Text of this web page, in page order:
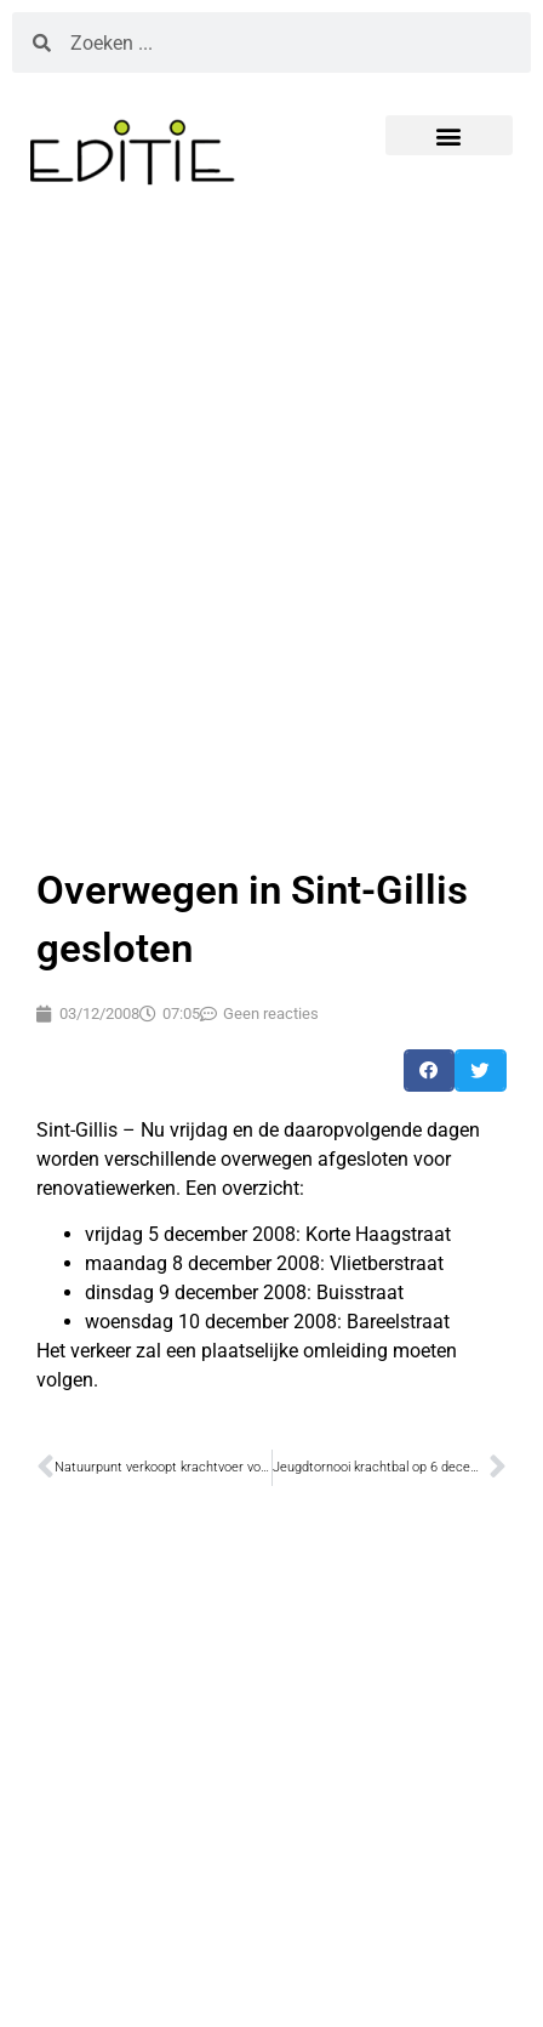
Overwegen in Sint-Gillis
gesloten
03/12/2008 07:05 Geen reacties
Sint-Gillis – Nu vrijdag en de daaropvolgende dagen
worden verschillende overwegen afgesloten voor
renovatiewerken. Een overzicht:
vrijdag 5 december 2008: Korte Haagstraat
maandag 8 december 2008: Vlietberstraat
dinsdag 9 december 2008: Buisstraat
woensdag 10 december 2008: Bareelstraat
Het verkeer zal een plaatselijke omleiding moeten
volgen.
Natuurpunt verkoopt krachtvoer voor vogels Jeugdtornooi krachtbal op 6 december